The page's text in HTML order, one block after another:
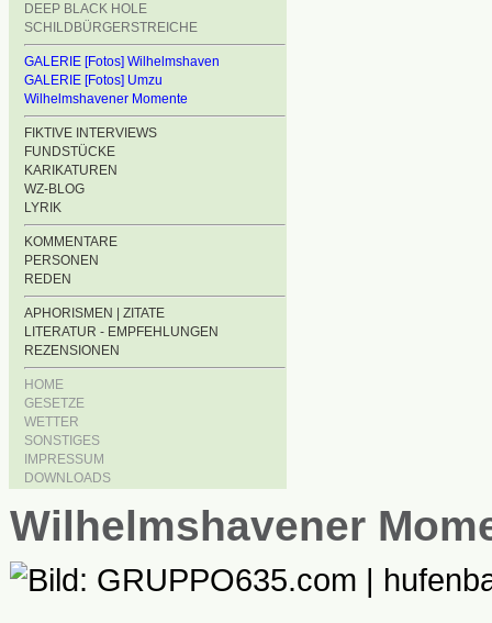
DEEP BLACK HOLE
SCHILDBÜRGERSTREICHE
GALERIE [Fotos] Wilhelmshaven
GALERIE [Fotos] Umzu
Wilhelmshavener Momente
FIKTIVE INTERVIEWS
FUNDSTÜCKE
KARIKATUREN
WZ-BLOG
LYRIK
KOMMENTARE
PERSONEN
REDEN
APHORISMEN | ZITATE
LITERATUR - EMPFEHLUNGEN
REZENSIONEN
HOME
GESETZE
WETTER
SONSTIGES
IMPRESSUM
DOWNLOADS
Wilhelmshavener